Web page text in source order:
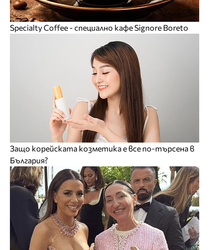
Specialty Coffee - специално кафе Signore Boreto
Защо корейската козметика е все по-търсена в
България?